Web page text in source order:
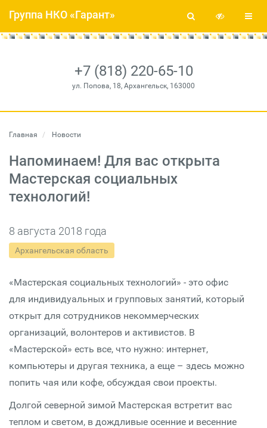
+7 (818) 220-65-10
ул. Попова, 18, Архангельск, 163000
Группа НКО «Гарант»
Главная Новости
Напоминаем! Для вас открыта
Мастерская социальных
технологий!
8 августа 2018 года
Архангельская область
«Мастерская социальных технологий» - это офис
для индивидуальных и групповых занятий, который
открыт для сотрудников некоммерческих
организаций, волонтеров и активистов. В
«Мастерской» есть все, что нужно: интернет,
компьютеры и другая техника, а еще – здесь можно
попить чая или кофе, обсуждая свои проекты.
Долгой северной зимой Мастерская встретит вас
теплом и светом, в дождливые осенние и весенние